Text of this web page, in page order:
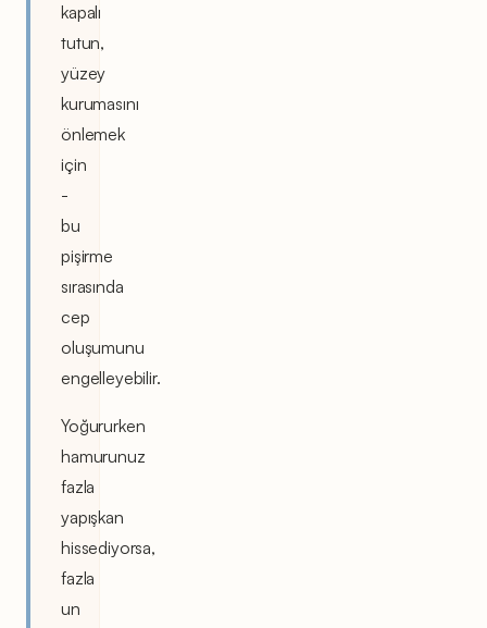
kapalı
tutun,
yüzey
kurumasını
önlemek
için
-
bu
pişirme
sırasında
cep
oluşumunu
engelleyebilir.
Yoğururken
hamurunuz
fazla
yapışkan
hissediyorsa,
fazla
un